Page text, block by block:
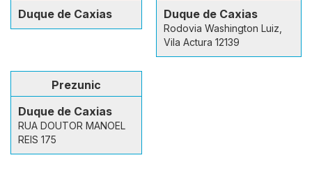
Duque de Caxias
Duque de Caxias
Rodovia Washington Luiz,
Vila Actura 12139
Prezunic
Duque de Caxias
RUA DOUTOR MANOEL
REIS 175